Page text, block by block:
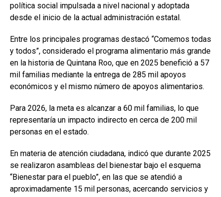
política social impulsada a nivel nacional y adoptada
desde el inicio de la actual administración estatal.
Entre los principales programas destacó “Comemos todas
y todos”, considerado el programa alimentario más grande
en la historia de Quintana Roo, que en 2025 benefició a 57
mil familias mediante la entrega de 285 mil apoyos
económicos y el mismo número de apoyos alimentarios.
Para 2026, la meta es alcanzar a 60 mil familias, lo que
representaría un impacto indirecto en cerca de 200 mil
personas en el estado.
En materia de atención ciudadana, indicó que durante 2025
se realizaron asambleas del bienestar bajo el esquema
“Bienestar para el pueblo”, en las que se atendió a
aproximadamente 15 mil personas, acercando servicios y